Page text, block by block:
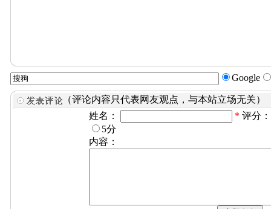
Google
（评论内容只代表网友观点，与本站立场无关）
姓名：
* 评分
5分
内容：